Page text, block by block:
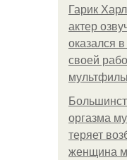
Гарик
актер
оказался
своей
оргазма
теряет
женщина